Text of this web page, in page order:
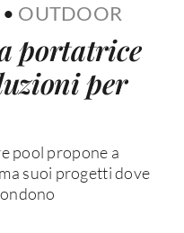
• OUTDOOR
portatrice
per
pool propone a
suoi progetti dove